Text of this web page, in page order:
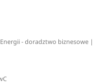
- doradztwo biznesowe |